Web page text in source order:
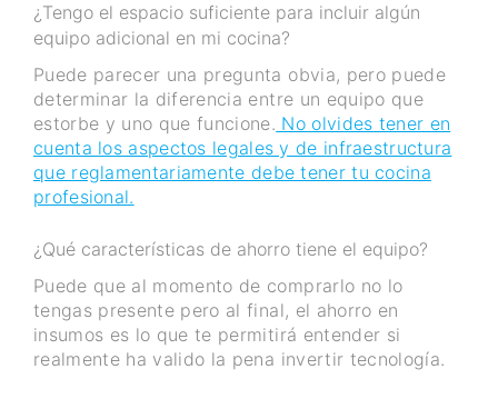
¿Tengo el espacio suficiente para incluir algún
equipo adicional en mi cocina?
Puede parecer una pregunta obvia, pero puede
determinar la diferencia entre un equipo que
estorbe y uno que funcione. No olvides tener en
cuenta los aspectos legales y de infraestructura
que reglamentariamente debe tener tu cocina
profesional.
¿Qué características de ahorro tiene el equipo?
Puede que al momento de comprarlo no lo
tengas presente pero al final, el ahorro en
insumos es lo que te permitirá entender si
realmente ha valido la pena invertir tecnología.